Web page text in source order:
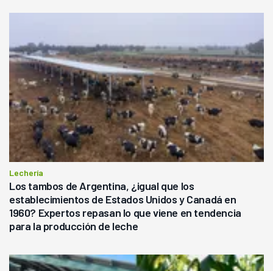
Lechería
Los tambos de Argentina, ¿igual que los
establecimientos de Estados Unidos y Canadá en
1960? Expertos repasan lo que viene en tendencia
para la producción de leche